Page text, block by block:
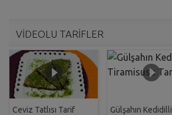
VİDEOLU TARİFLER
Ceviz Tatlısı Tarif
Gülşahın Kedidilli